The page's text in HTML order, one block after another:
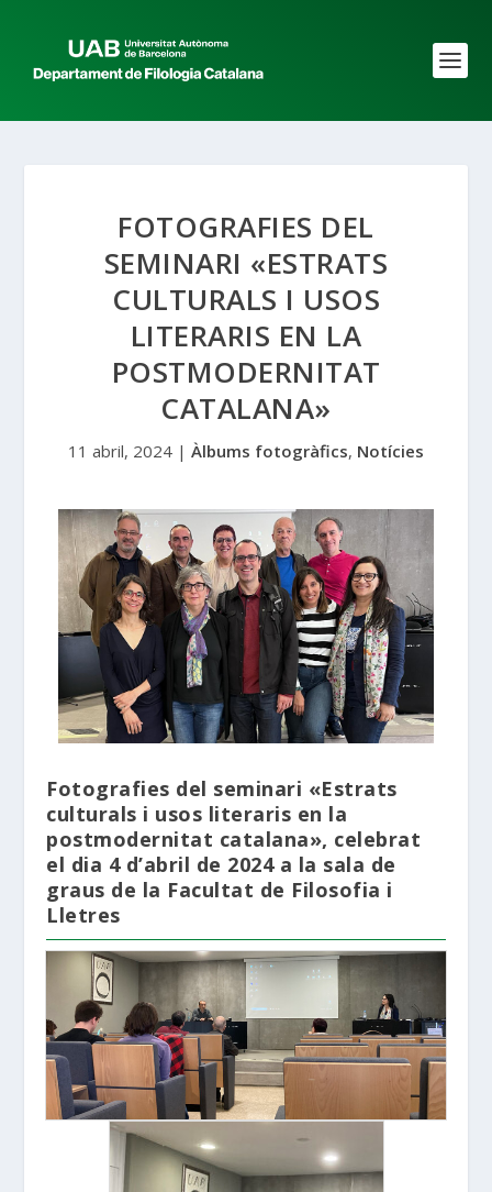
FOTOGRAFIES DEL
SEMINARI «ESTRATS
CULTURALS I USOS
LITERARIS EN LA
POSTMODERNITAT
CATALANA»
11 abril, 2024 | Àlbums fotogràfics, Notícies
Fotografies del seminari «Estrats
culturals i usos literaris en la
postmodernitat catalana», celebrat
el dia 4 d’abril de 2024 a la sala de
graus de la Facultat de Filosofia i
Lletres